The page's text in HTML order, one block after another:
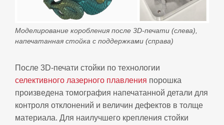
Моделирование коробления после 3D‑печати (слева),
напечатанная стойка с поддержками (справа)
После 3D‑печати стойки по технологии
селективного лазерного плавления порошка
произведена томография напечатанной детали для
контроля отклонений и величин дефектов в толще
материала. Для наилучшего крепления стойки